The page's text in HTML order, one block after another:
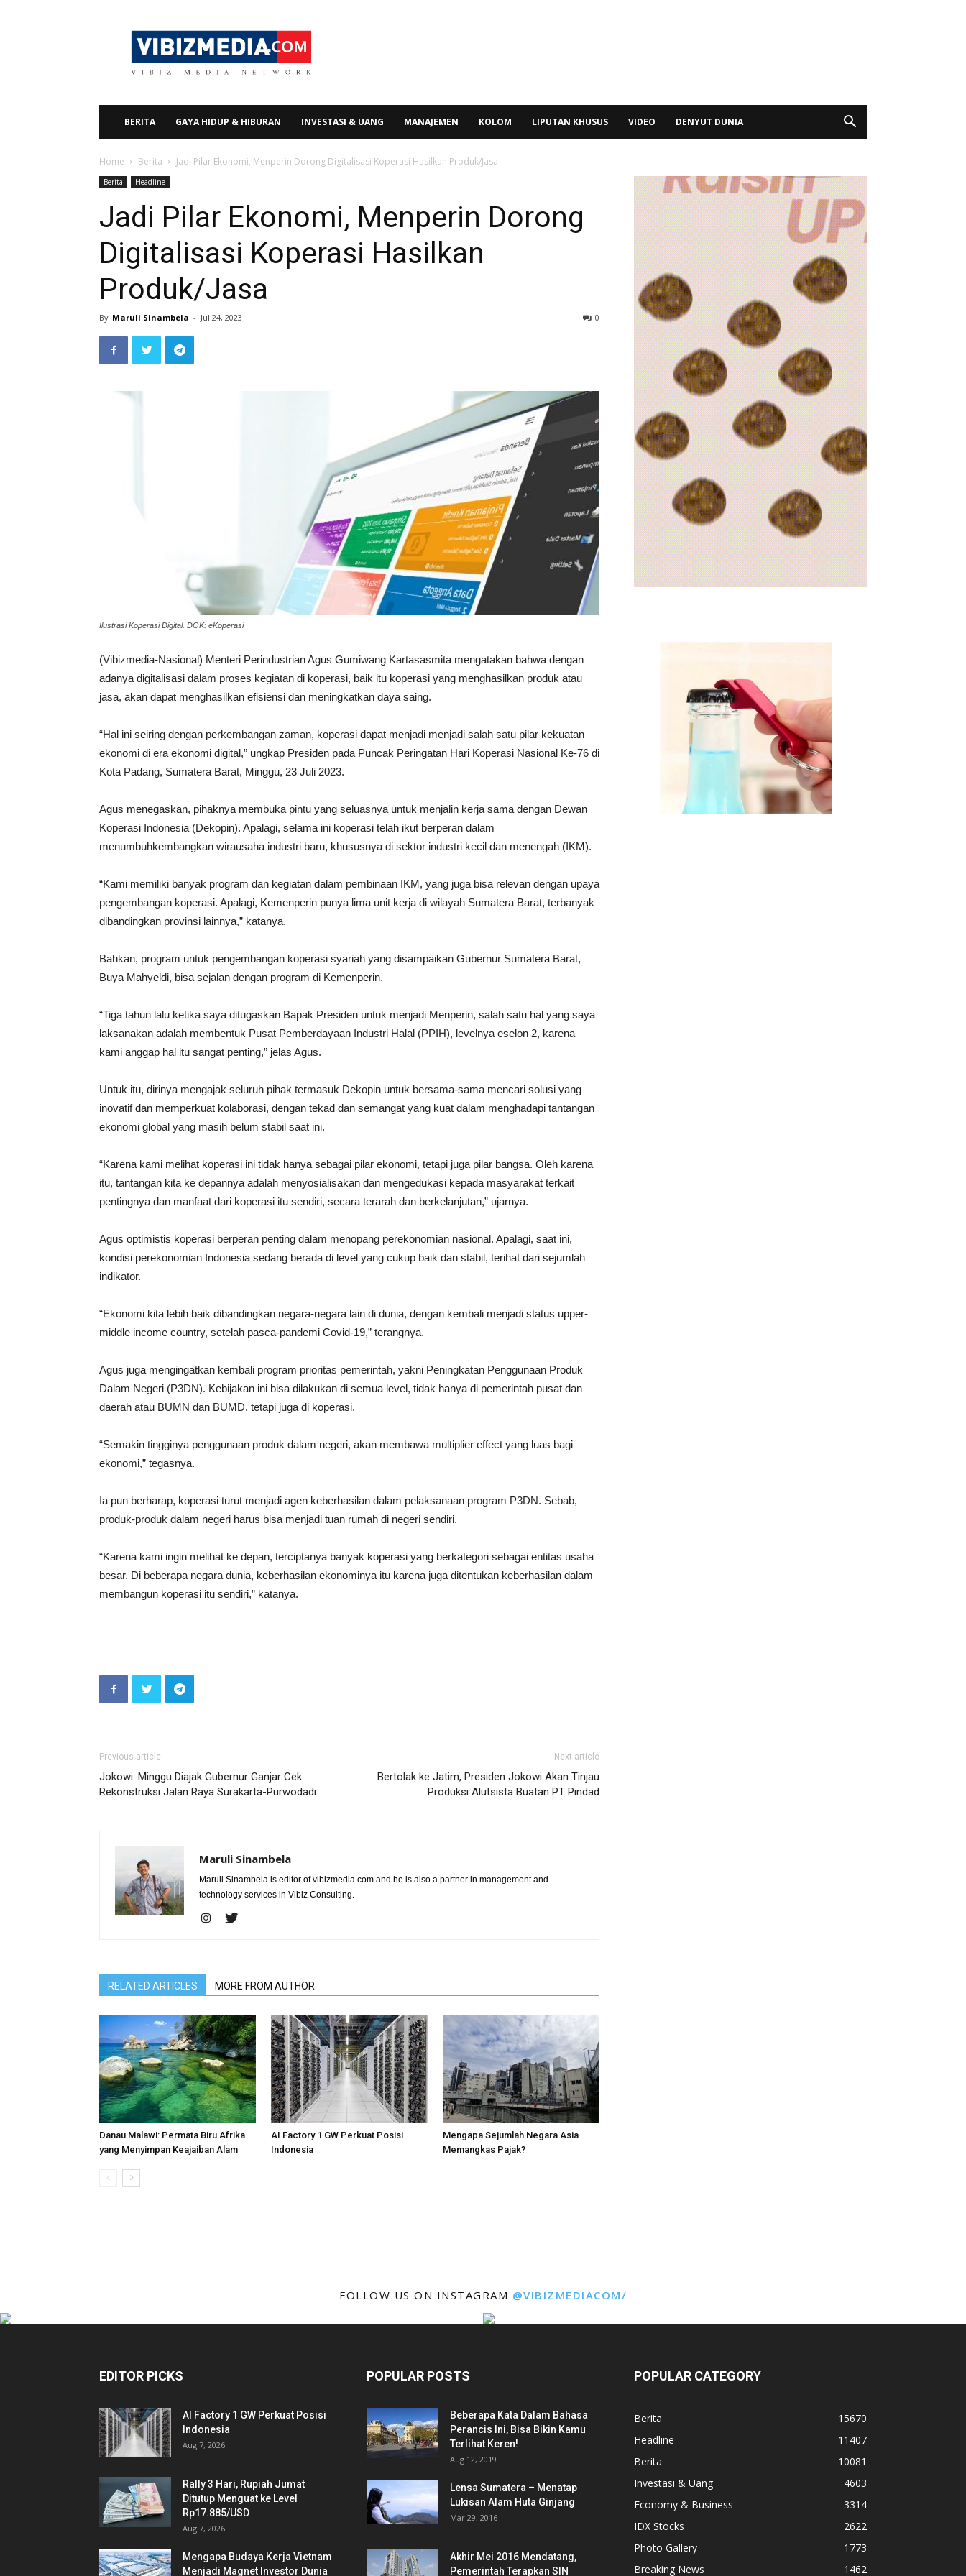
Vibizmedia.com
BERITA GAYA HIDUP & HIBURAN INVESTASI & UANG MANAJEMEN KOLOM LIPUTAN KHUSUS VIDEO DENYUT DUNIA
Home Berita Jadi Pilar Ekonomi, Menperin Dorong Digitalisasi Koperasi Hasilkan Produk/Jasa
Berita Headline
Jadi Pilar Ekonomi, Menperin Dorong
Digitalisasi Koperasi Hasilkan
Produk/Jasa
By Maruli Sinambela - Jul 24, 2023 0
Ilustrasi Koperasi Digital. DOK: eKoperasi
(Vibizmedia-Nasional) Menteri Perindustrian Agus Gumiwang Kartasasmita mengatakan bahwa dengan
adanya digitalisasi dalam proses kegiatan di koperasi, baik itu koperasi yang menghasilkan produk atau
jasa, akan dapat menghasilkan efisiensi dan meningkatkan daya saing.
“Hal ini seiring dengan perkembangan zaman, koperasi dapat menjadi menjadi salah satu pilar kekuatan
ekonomi di era ekonomi digital,” ungkap Presiden pada Puncak Peringatan Hari Koperasi Nasional Ke-76 di
Kota Padang, Sumatera Barat, Minggu, 23 Juli 2023.
Agus menegaskan, pihaknya membuka pintu yang seluasnya untuk menjalin kerja sama dengan Dewan
Koperasi Indonesia (Dekopin). Apalagi, selama ini koperasi telah ikut berperan dalam
menumbuhkembangkan wirausaha industri baru, khususnya di sektor industri kecil dan menengah (IKM).
“Kami memiliki banyak program dan kegiatan dalam pembinaan IKM, yang juga bisa relevan dengan upaya
pengembangan koperasi. Apalagi, Kemenperin punya lima unit kerja di wilayah Sumatera Barat, terbanyak
dibandingkan provinsi lainnya,” katanya.
Bahkan, program untuk pengembangan koperasi syariah yang disampaikan Gubernur Sumatera Barat,
Buya Mahyeldi, bisa sejalan dengan program di Kemenperin.
“Tiga tahun lalu ketika saya ditugaskan Bapak Presiden untuk menjadi Menperin, salah satu hal yang saya
laksanakan adalah membentuk Pusat Pemberdayaan Industri Halal (PPIH), levelnya eselon 2, karena
kami anggap hal itu sangat penting,” jelas Agus.
Untuk itu, dirinya mengajak seluruh pihak termasuk Dekopin untuk bersama-sama mencari solusi yang
inovatif dan memperkuat kolaborasi, dengan tekad dan semangat yang kuat dalam menghadapi tantangan
ekonomi global yang masih belum stabil saat ini.
“Karena kami melihat koperasi ini tidak hanya sebagai pilar ekonomi, tetapi juga pilar bangsa. Oleh karena
itu, tantangan kita ke depannya adalah menyosialisakan dan mengedukasi kepada masyarakat terkait
pentingnya dan manfaat dari koperasi itu sendiri, secara terarah dan berkelanjutan,” ujarnya.
Agus optimistis koperasi berperan penting dalam menopang perekonomian nasional. Apalagi, saat ini,
kondisi perekonomian Indonesia sedang berada di level yang cukup baik dan stabil, terihat dari sejumlah
indikator.
“Ekonomi kita lebih baik dibandingkan negara-negara lain di dunia, dengan kembali menjadi status upper-
middle income country, setelah pasca-pandemi Covid-19,” terangnya.
Agus juga mengingatkan kembali program prioritas pemerintah, yakni Peningkatan Penggunaan Produk
Dalam Negeri (P3DN). Kebijakan ini bisa dilakukan di semua level, tidak hanya di pemerintah pusat dan
daerah atau BUMN dan BUMD, tetapi juga di koperasi.
“Semakin tingginya penggunaan produk dalam negeri, akan membawa multiplier effect yang luas bagi
ekonomi,” tegasnya.
Ia pun berharap, koperasi turut menjadi agen keberhasilan dalam pelaksanaan program P3DN. Sebab,
produk-produk dalam negeri harus bisa menjadi tuan rumah di negeri sendiri.
“Karena kami ingin melihat ke depan, terciptanya banyak koperasi yang berkategori sebagai entitas usaha
besar. Di beberapa negara dunia, keberhasilan ekonominya itu karena juga ditentukan keberhasilan dalam
membangun koperasi itu sendiri,” katanya.
Previous article
Jokowi: Minggu Diajak Gubernur Ganjar Cek
Rekonstruksi Jalan Raya Surakarta-Purwodadi
Next article
Bertolak ke Jatim, Presiden Jokowi Akan Tinjau
Produksi Alutsista Buatan PT Pindad
Maruli Sinambela
Maruli Sinambela is editor of vibizmedia.com and he is also a partner in management and
technology services in Vibiz Consulting.
RELATED ARTICLES MORE FROM AUTHOR
Danau Malawi: Permata Biru Afrika
yang Menyimpan Keajaiban Alam
AI Factory 1 GW Perkuat Posisi
Indonesia
Mengapa Sejumlah Negara Asia
Memangkas Pajak?
FOLLOW US ON INSTAGRAM @VIBIZMEDIACOM/
EDITOR PICKS
AI Factory 1 GW Perkuat Posisi
Indonesia
Aug 7, 2026
Rally 3 Hari, Rupiah Jumat
Ditutup Menguat ke Level
Rp17.885/USD
Aug 7, 2026
Mengapa Budaya Kerja Vietnam
Menjadi Magnet Investor Dunia
POPULAR POSTS
Beberapa Kata Dalam Bahasa
Perancis Ini, Bisa Bikin Kamu
Terlihat Keren!
Aug 12, 2019
Lensa Sumatera – Menatap
Lukisan Alam Huta Ginjang
Mar 29, 2016
Akhir Mei 2016 Mendatang,
Pemerintah Terapkan SIN
POPULAR CATEGORY
Berita
15670
Headline
11407
Berita
10081
Investasi & Uang
4603
Economy & Business
3314
IDX Stocks
2622
Photo Gallery
1773
Breaking News
1462